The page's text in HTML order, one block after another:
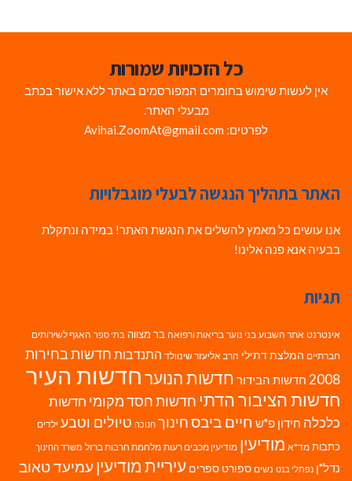
כל הזכויות שמורות
אין לעשות שימוש בחומרים המפורסמים באתר ללא אישור בכתב
מבעלי האתר.
לפרטים: Avihai.ZoomAt@gmail.com
האתר בתהליך הנגשה לבעלי מוגבלויות
אנו עושים כל מאמץ להשלים את הנגשת האתר! במידה ונתקלת
בבעיה אנא פנה אלינו!
תגיות
אינטרנט אתר השבוע בני נוער בריאות ורפואה בר מצווה בתי ספר האגף לשירותים
חברתיים המלצת דתילי הרב אליעזר שינוולד התנדבות חדשות בחירות
2008 חדשות הבידור חדשות הנוערחדשות העיר
חדשות הציבור הדתי חדשות חסד מקומי חדשות
כלכלה חידון פ"ש חיים ביבסחינוך חנוכה טיולים וטבע ילדים
כתבות מד"א מודיעין מודיעין מכבים רעות מלחמת חרבות ברזל משרד החינוך
נדל"ן נפתלי בנט נשים ספורט ספרים עיריית מודיעין עמיעד טאוב